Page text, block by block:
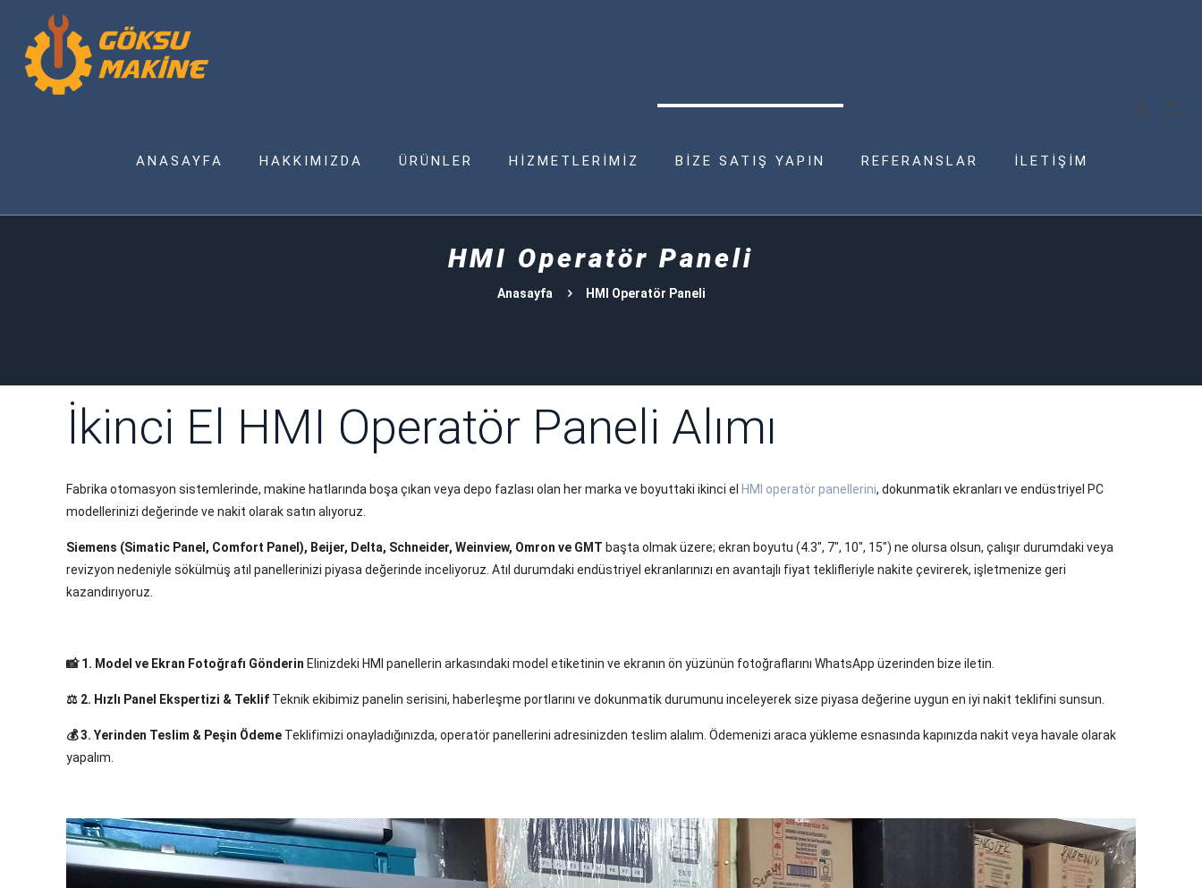
ANASAYFA HAKKIMIZDA ÜRÜNLER HİZMETLERİMİZ BİZE SATIŞ YAPIN REFERANSLAR İLETİŞİM
HMI Operatör Paneli
Anasayfa HMI Operatör Paneli
İkinci El HMI Operatör Paneli Alımı
Fabrika otomasyon sistemlerinde, makine hatlarında boşa çıkan veya depo fazlası olan her marka ve boyuttaki ikinci el HMI operatör panellerini, dokunmatik ekranları ve endüstriyel PC
modellerinizi değerinde ve nakit olarak satın alıyoruz.
Siemens (Simatic Panel, Comfort Panel), Beijer, Delta, Schneider, Weinview, Omron ve GMT başta olmak üzere; ekran boyutu (4.3", 7", 10", 15") ne olursa olsun, çalışır durumdaki veya
revizyon nedeniyle sökülmüş atıl panellerinizi piyasa değerinde inceliyoruz. Atıl durumdaki endüstriyel ekranlarınızı en avantajlı fiyat teklifleriyle nakite çevirerek, işletmenize geri
kazandırıyoruz.
📸 1. Model ve Ekran Fotoğrafı Gönderin Elinizdeki HMI panellerin arkasındaki model etiketinin ve ekranın ön yüzünün fotoğraflarını WhatsApp üzerinden bize iletin.
⚖️ 2. Hızlı Panel Ekspertizi & Teklif Teknik ekibimiz panelin serisini, haberleşme portlarını ve dokunmatik durumunu inceleyerek size piyasa değerine uygun en iyi nakit teklifini sunsun.
💰 3. Yerinden Teslim & Peşin Ödeme Teklifimizi onayladığınızda, operatör panellerini adresinizden teslim alalım. Ödemenizi araca yükleme esnasında kapınızda nakit veya havale olarak
yapalım.